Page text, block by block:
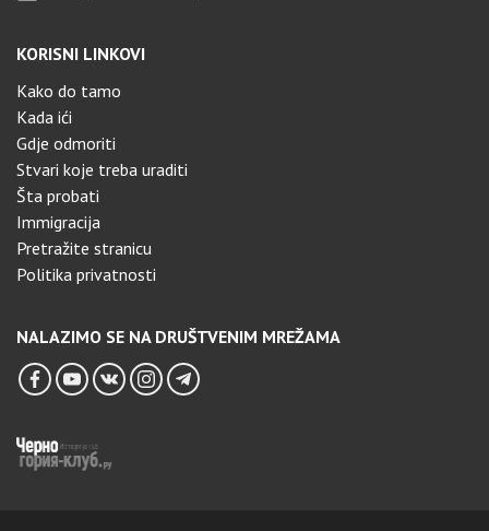
KORISNI LINKOVI
Kako do tamo
Kada ići
Gdje odmoriti
Stvari koje treba uraditi
Šta probati
Immigracija
Pretražite stranicu
Politika privatnosti
NALAZIMO SE NA DRUŠTVENIM MREŽAMA